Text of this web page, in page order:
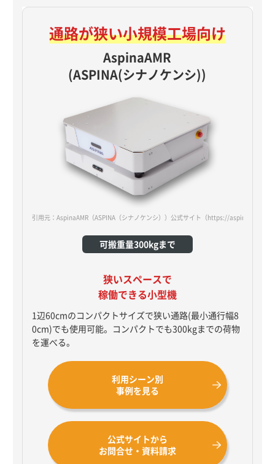
通路が狭い小規模工場向け
AspinaAMR
(ASPINA(シナノケンシ))
引用元：AspinaAMR（ASPINA（シナノケンシ））公式サイト （https://aspina-
可搬重量300kgまで
狭いスペースで
稼働できる小型機
1辺60cmのコンパクトサイズで狭い通路(最小通行幅8
0cm)でも使用可能。コンパクトでも300kgまでの荷物
を運べる。
利用シーン別
事例を見る
公式サイトから
お問合せ・資料請求